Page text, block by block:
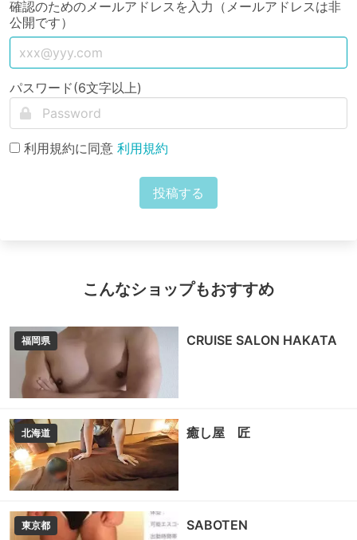
確認のためのメールアドレスを入力（メールアドレスは非
公開です）
パスワード(6文字以上)
利用規約に同意 利用規約
投稿する
こんなショップもおすすめ
福岡県 CRUISE SALON HAKATA
北海道 癒し屋 匠
東京都 SABOTEN